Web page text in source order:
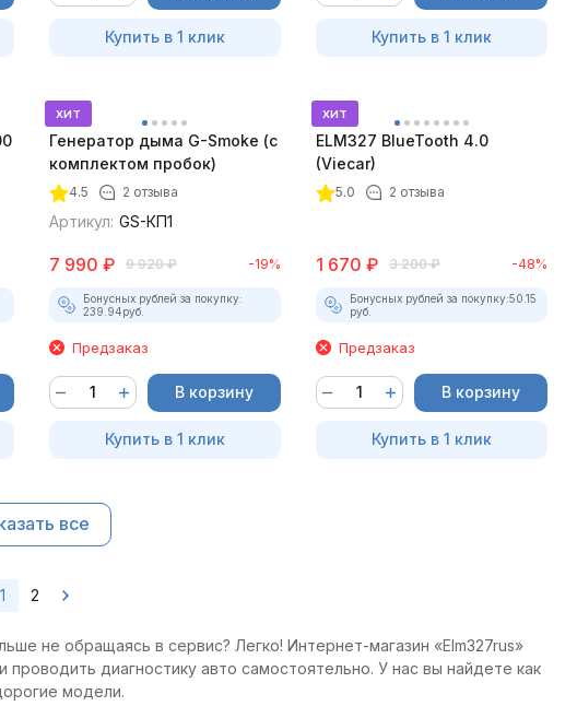
Купить в 1 клик Купить в 1 клик
хит
Генератор дыма G-Smoke (c
комплектом пробок)
4.5 2 отзыва
Артикул: GS-КП1
7 990 ₽ 9 920 ₽ -19%
Бонусных рублей за покупку:
239.94руб.
Предзаказ
В корзину
Купить в 1 клик
хит
ELM327 BlueTooth 4.0
(Viecar)
5.0 2 отзыва
1 670 ₽ 3 200 ₽ -48%
Бонусных рублей за покупку:50.15
руб.
Предзаказ
В корзину
Купить в 1 клик
все
1 2
не обращаясь в сервис? Легко! Интернет-магазин «Elm327rus»
диагностику авто самостоятельно. У нас вы найдете как
модели.